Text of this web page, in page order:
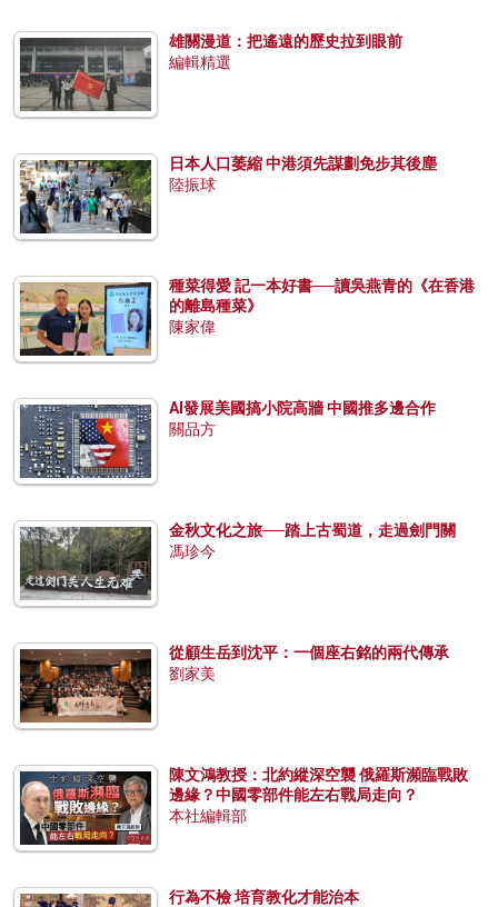
雄關漫道：把遙遠的歷史拉到眼前
編輯精選
日本人口萎縮 中港須先謀劃免步其後塵
陸振球
種菜得愛 記一本好書──讀吳燕青的《在香港
的離島種菜》
陳家偉
AI發展美國搞小院高牆 中國推多邊合作
關品方
金秋文化之旅──踏上古蜀道，走過劍門關
馮珍今
從顧生岳到沈平：一個座右銘的兩代傳承
劉家美
陳文鴻教授：北約縱深空襲 俄羅斯瀕臨戰敗
邊緣？中國零部件能左右戰局走向？
本社編輯部
行為不檢 培育教化才能治本